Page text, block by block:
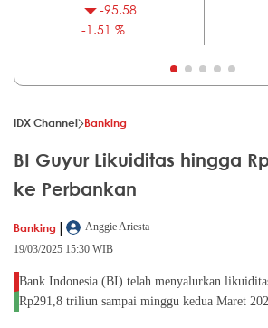
-95.58
-1.51 %
IDX Channel Banking
BI Guyur Likuiditas hingga
ke Perbankan
Banking |
Anggie Ariesta
19/03/2025 15:30 WIB
Bank Indonesia (BI) telah menyalurkan
Rp291,8 triliun sampai minggu kedua Maret